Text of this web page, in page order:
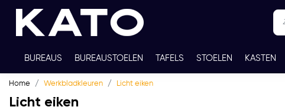
BUREAUS BUREAUSTOELEN TAFELS STOELEN KASTEN
TWEEDEHANDS THUISWERKPLEKKEN
Home Werkbladkleuren Licht eiken
Licht eiken